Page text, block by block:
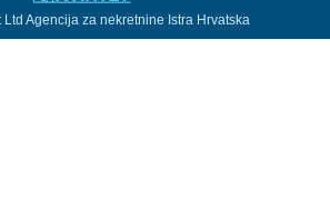
Agencija za nekretnine Istra Hrvatska